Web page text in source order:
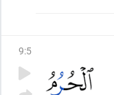
9:5